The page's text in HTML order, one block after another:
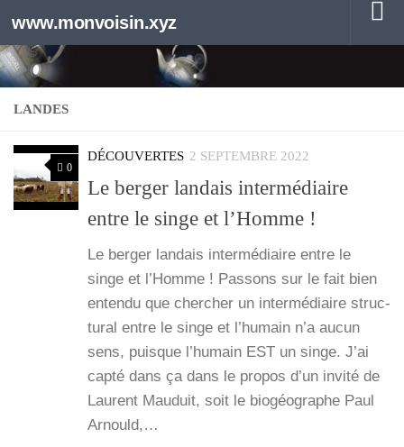
Au dessous du contenu
www.monvoisin.xyz
LANDES
0
DÉCOUVERTES 2 SEPTEMBRE 2022
Le berger landais intermédiaire
entre le singe et l’Homme !
Le ber­ger lan­dais inter­mé­diaire entre le
singe et l’Homme ! Pas­sons sur le fait bien
enten­du que cher­cher un inter­mé­diaire struc­
tu­ral entre le singe et l’hu­main n’a aucun
sens, puisque l’hu­main EST un singe. J’ai
cap­té dans ça dans le pro­pos d’un invi­té de
Laurent Mau­duit, soit le bio­géo­graphe Paul
Arnould,…